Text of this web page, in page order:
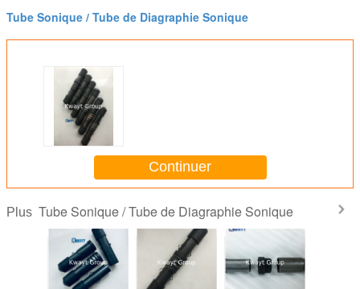
Tube Sonique / Tube de Diagraphie Sonique
Continuer
Plus Tube Sonique / Tube de Diagraphie Sonique